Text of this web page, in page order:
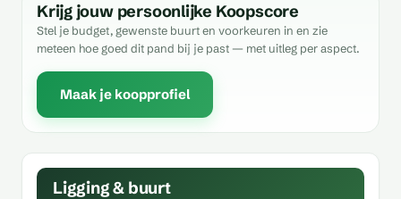
Krijg jouw persoonlijke Koopscore
Stel je budget, gewenste buurt en voorkeuren in en zie
meteen hoe goed dit pand bij je past — met uitleg per aspect.
Maak je koopprofiel
Ligging & buurt